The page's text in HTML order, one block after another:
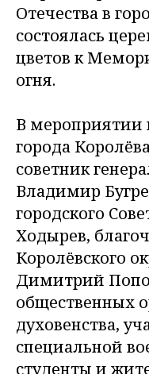
Отечества в
состоялась
цветов к
огня.
В мероприятии
города
советник
Владимир
городского
Ходырев,
Королёвского
Димитрий
общественных
духовенства,
специальной
студенты и